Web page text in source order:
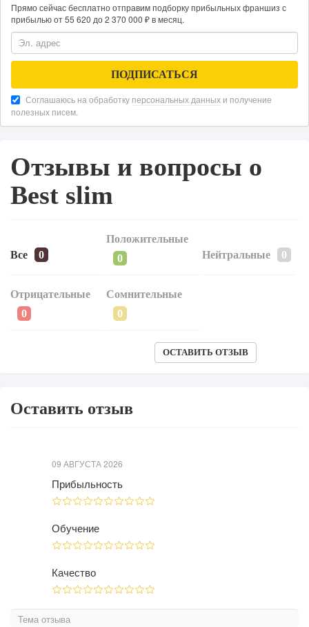
Прямо сейчас бесплатно отправим подборку прибыльных франшиз с
прибылью от 55 620 до 2 370 000 ₽ в месяц.
Соглашаюсь на обработку персональных данных и получение
полезных писем.
Отзывы и вопросы о
Best slim
Все
Положительные
Нейтральные
Отрицательные Сомнительные
ОСТАВИТЬ ОТЗЫВ
Оставить отзыв
09 АВГУСТА 2026
Прибыльность
Обучение
Качество